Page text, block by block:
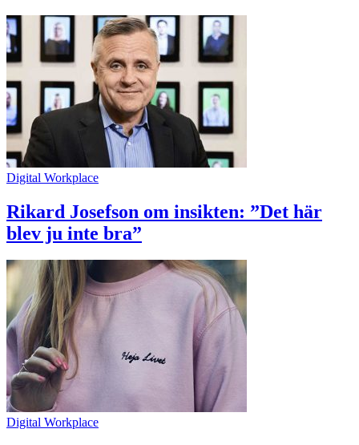
Digital Workplace
Rikard Josefson om insikten: ”Det här
blev ju inte bra”
Digital Workplace